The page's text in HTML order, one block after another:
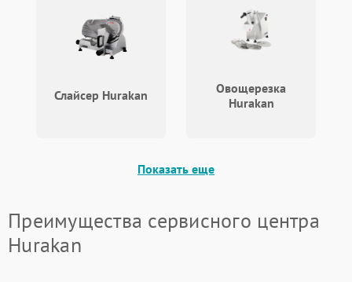
Слайсер Hurakan
Овощерезка
Hurakan
Показать еще
Преимущества сервисного центра
Hurakan